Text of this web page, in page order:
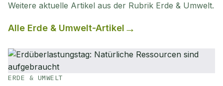
Weitere aktuelle Artikel aus der Rubrik Erde & Umwelt.
Alle Erde & Umwelt-Artikel
ERDE & UMWELT